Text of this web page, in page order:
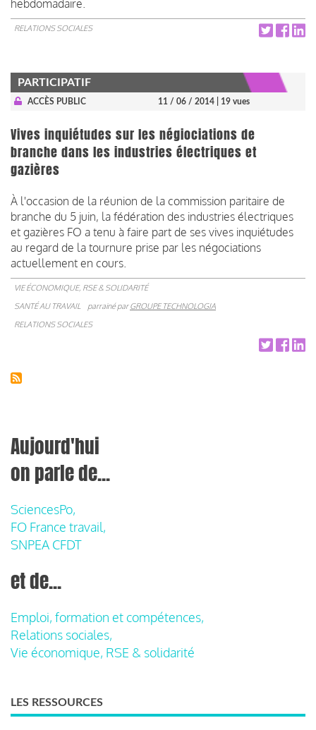
hebdomadaire.
RELATIONS SOCIALES
PARTICIPATIF
ACCÈS PUBLIC 11 / 06 / 2014 | 19 vues
Vives inquiétudes sur les négiociations de
branche dans les industries électriques et
gazières
À l'occasion de la réunion de la commission paritaire de
branche du 5 juin, la fédération des industries électriques
et gazières FO a tenu à faire part de ses vives inquiétudes
au regard de la tournure prise par les négociations
actuellement en cours.
VIE ÉCONOMIQUE, RSE & SOLIDARITÉ
SANTÉ AU TRAVAIL
parrainé parGROUPE TECHNOLOGIA
RELATIONS SOCIALES
Aujourd'hui
on parle de...
SciencesPo,
FO France travail,
SNPEA CFDT
et de...
Emploi, formation et compétences,
Relations sociales,
Vie économique, RSE & solidarité
LES RESSOURCES